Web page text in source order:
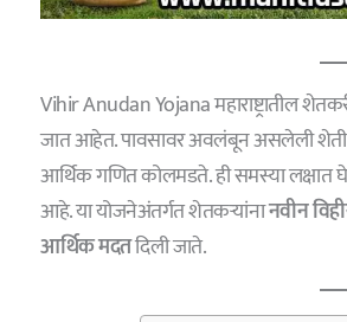
Vihir Anudan Yojana महाराष्ट्रातील
जात आहेत. पावसावर अवलंबून असलेली
आर्थिक गणित कोलमडते. ही समस्या लक्षात
आहे. या योजनेअंतर्गत शेतकऱ्यांनानवीन
आर्थिक मदतदिली जाते.